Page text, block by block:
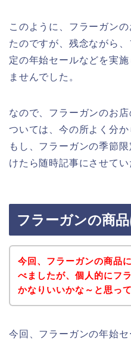
このように、フラーガン
たのですが、残念ながら
定の年始セールなどを実
ませんでした。
なので、フラーガンのお
ついては、今の所よく分か
もし、フラーガンの季節
けたら随時記事にさせて
フラーガンの商
今回、フラーガンの商品
べましたが、個人的にフ
かなりいいかな～と思っ
今回、フラーガンの年始